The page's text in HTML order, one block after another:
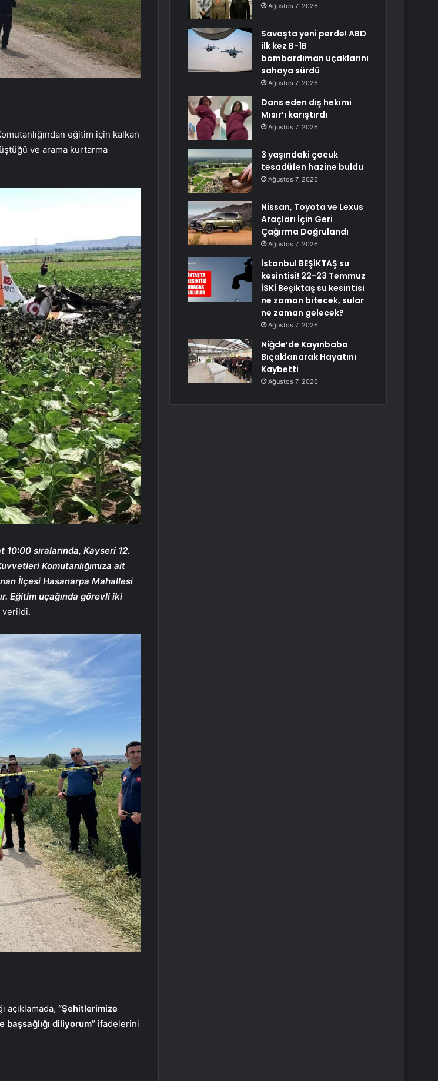
eğitim için kalkan
ve arama kurtarma
10:00 sıralarında, Kayseri 12.
Komutanlığımıza ait
İlçesi Hasanarpa Mahallesi
Eğitim uçağında görevli iki
verildi.
açıklamada, “Şehitlerimize
diliyorum” ifadelerini
Ağustos 7, 2026
Savaşta yeni perde! ABD
ilk kez B-1B
bombardıman uçaklarını
sahaya sürdü
Ağustos 7, 2026
Dans eden diş hekimi
Mısır’ı karıştırdı
Ağustos 7, 2026
3 yaşındaki çocuk
tesadüfen hazine buldu
Ağustos 7, 2026
Nissan, Toyota ve Lexus
Araçları İçin Geri
Çağırma Doğrulandı
Ağustos 7, 2026
İstanbul BEŞİKTAŞ su
kesintisi! 22-23 Temmuz
İSKİ Beşiktaş su kesintisi
ne zaman bitecek, sular
ne zaman gelecek?
Ağustos 7, 2026
Niğde’de Kayınbaba
Bıçaklanarak Hayatını
Kaybetti
Ağustos 7, 2026